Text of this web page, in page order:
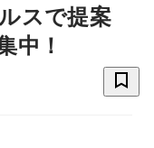
スで提案
中！